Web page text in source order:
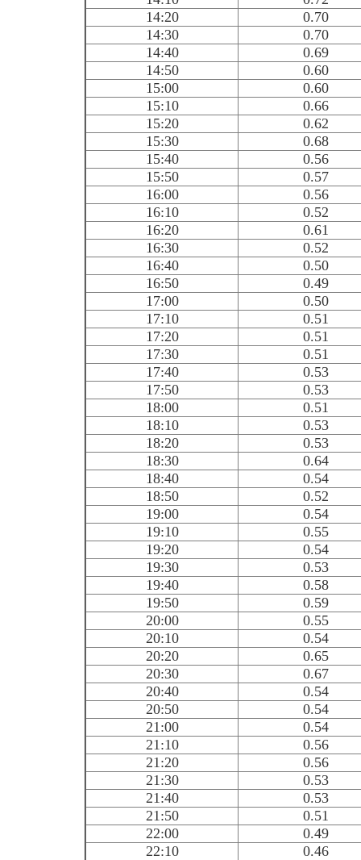
14:20
0.70
14:30
0.70
14:40
0.69
14:50
0.60
15:00
0.60
15:10
0.66
15:20
0.62
15:30
0.68
15:40
0.56
15:50
0.57
16:00
0.56
16:10
0.52
16:20
0.61
16:30
0.52
16:40
0.50
16:50
0.49
17:00
0.50
17:10
0.51
17:20
0.51
17:30
0.51
17:40
0.53
17:50
0.53
18:00
0.51
18:10
0.53
18:20
0.53
18:30
0.64
18:40
0.54
18:50
0.52
19:00
0.54
19:10
0.55
19:20
0.54
19:30
0.53
19:40
0.58
19:50
0.59
20:00
0.55
20:10
0.54
20:20
0.65
20:30
0.67
20:40
0.54
20:50
0.54
21:00
0.54
21:10
0.56
21:20
0.56
21:30
0.53
21:40
0.53
21:50
0.51
22:00
0.49
22:10
0.46